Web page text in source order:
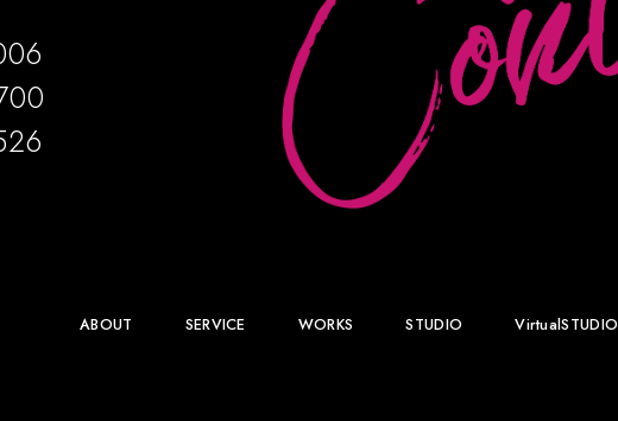
ABOUT SERVICE WORKS STUDIO VirtualSTUDIO